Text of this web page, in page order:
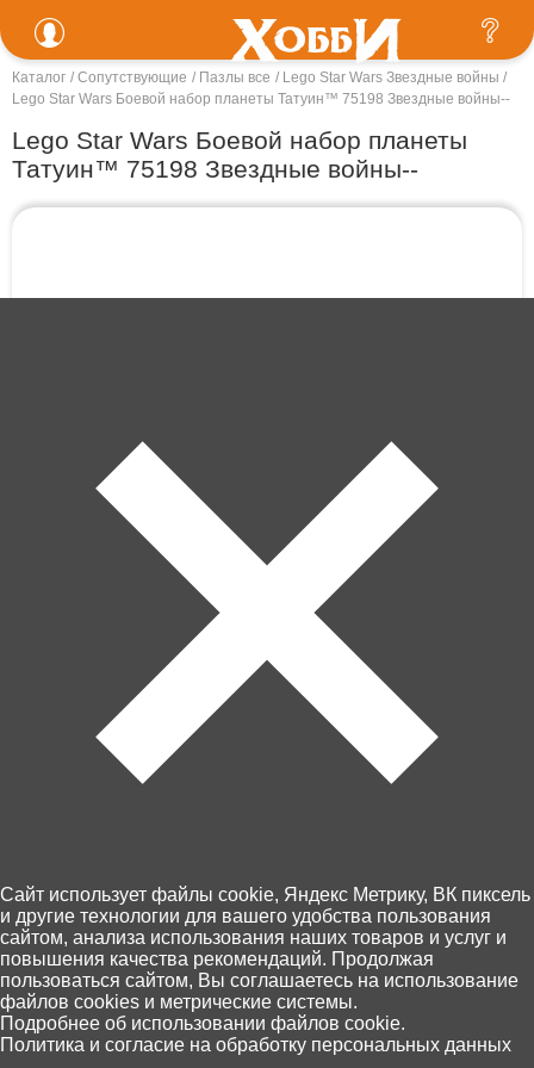
Каталог Сопутствующие Пазлы все
Lego Star Wars Звездные войны
Lego Star Wars Боевой набор планеты Татуин™ 75198 Звездные войны--
Lego Star Wars Боевой набор планеты
Татуин™ 75198 Звездные войны--
Артикул: 75198
Контакты
Доставка и оплата
Магазины
Возврат товара
Персональные данные
Главная Каталог Корзина
0
Избранное Поиск
Cайт использует файлы cookie, Яндекс Метрику, ВК пиксель
и другие технологии для вашего удобства пользования
сайтом, анализа использования наших товаров и услуг и
повышения качества рекомендаций. Продолжая
пользоваться сайтом, Вы соглашаетесь на использование
файлов cookies и метрические системы.
Подробнее об использовании файлов cookie.
Политика и согласие на обработку персональных данных